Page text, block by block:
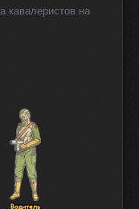
кавалеристов на